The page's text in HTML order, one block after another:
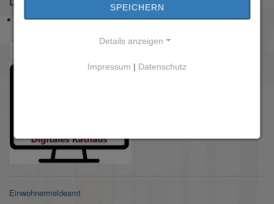
Sanierungssatzung „Trebur-Ortskern"(1 MB)
Einwohnermeldeamt
SPEICHERN
Details anzeigen
Impressum | Datenschutz